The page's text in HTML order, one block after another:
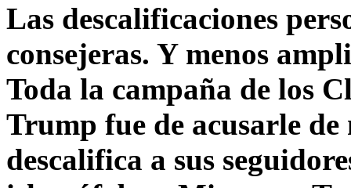
Las descalificaciones
consejeras. Y menos
Toda la campaña de los
Trump fue de acusarle
descalifica a sus